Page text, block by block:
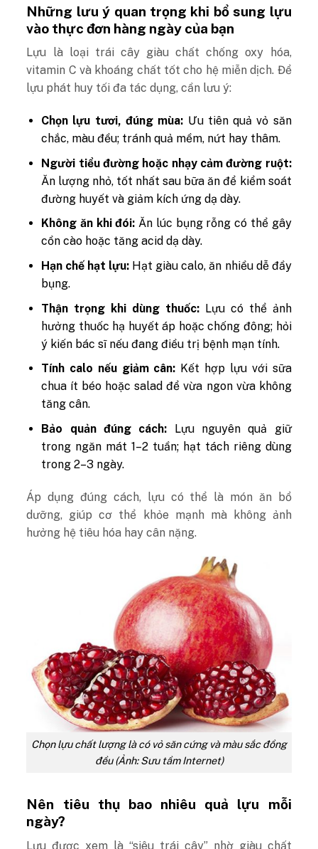
Những lưu ý quan trọng khi bổ sung lựu
vào thực đơn hàng ngày của bạn
Lựu là loại trái cây giàu chất chống oxy hóa,
vitamin C và khoáng chất tốt cho hệ miễn dịch. Để
lựu phát huy tối đa tác dụng, cần lưu ý:
Chọn lựu tươi, đúng mùa: Ưu tiên quả vỏ săn
chắc, màu đều; tránh quả mềm, nứt hay thâm.
Người tiểu đường hoặc nhạy cảm đường ruột:
Ăn lượng nhỏ, tốt nhất sau bữa ăn để kiểm soát
đường huyết và giảm kích ứng dạ dày.
Không ăn khi đói: Ăn lúc bụng rỗng có thể gây
cồn cào hoặc tăng acid dạ dày.
Hạn chế hạt lựu: Hạt giàu calo, ăn nhiều dễ đầy
bụng.
Thận trọng khi dùng thuốc:Lựu có thể ảnh
hưởng thuốc hạ huyết áp hoặc chống đông; hỏi
ý kiến bác sĩ nếu đang điều trị bệnh mạn tính.
Tính calo nếu giảm cân: Kết hợp lựu với sữa
chua ít béo hoặc salad để vừa ngon vừa không
tăng cân.
Bảo quản đúng cách: Lựu nguyên quả giữ
trong ngăn mát 1–2 tuần; hạt tách riêng dùng
trong 2–3 ngày.
Áp dụng đúng cách, lựu có thể là món ăn bổ
dưỡng, giúp cơ thể khỏe mạnh mà không ảnh
hưởng hệ tiêu hóa hay cân nặng.
Chọn lựu chất lượng là có vỏ săn cứng và màu sắc đồng
đều (Ảnh: Sưu tầm Internet)
Nên tiêu thụ bao nhiêu quả lựu mỗi
ngày?
Lựu được xem là “siêu trái cây” nhờ giàu chất